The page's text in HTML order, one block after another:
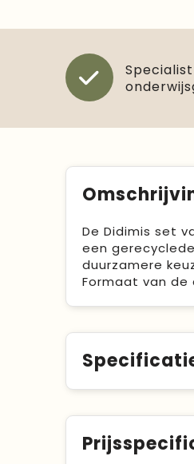
De Didimis set
een
duurzamere
Formaat van de